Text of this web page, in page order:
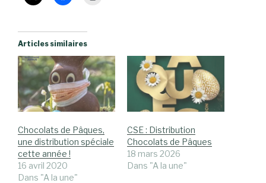
Articles similaires
Chocolats de Pâques,
une distribution spéciale
cette année !
16 avril 2020
Dans "A la une"
CSE : Distribution
Chocolats de Pâques
18 mars 2026
Dans "A la une"